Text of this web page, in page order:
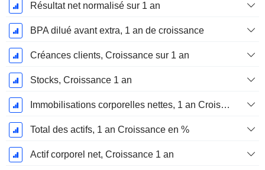
Résultat net normalisé sur 1 an
BPA dilué avant extra, 1 an de croissance
Créances clients, Croissance sur 1 an
Stocks, Croissance 1 an
Immobilisations corporelles nettes, 1 an Croissance
Total des actifs, 1 an Croissance en %
Actif corporel net, Croissance 1 an